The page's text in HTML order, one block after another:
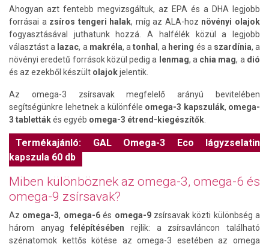
Ahogyan azt fentebb megvizsgáltuk, az EPA és a DHA legjobb
forrásai a zsíros tengeri halak, míg az ALA-hoz növényi olajok
fogyasztásával juthatunk hozzá. A halfélék közül a legjobb
választást a lazac, a makréla, atonhal, a hering és a szardínia, a
növényi eredetű források közül pedig a
lenmag, a chia mag, a dió
és az ezekből készült olajokjelentik.
Az omega-3 zsírsavak megfelelő arányú bevitelében
segítségünkre lehetnek a különféle omega-3 kapszulák, omega-
3 tablettákés egyéb omega-3 étrend-kiegészítők
Termékajánló: GAL Omega-3 Eco lágyzselatin
kapszula 60 db
Miben különböznek az omega-3, omega-6 és
omega-9 zsírsavak?
Az omega-3, omega-6és omega-9zsírsavak közti különbség a
három anyagfelépítésében rejlik: a zsírsavláncon található
szénatomok kettős kötése az omega-3 esetében az omega